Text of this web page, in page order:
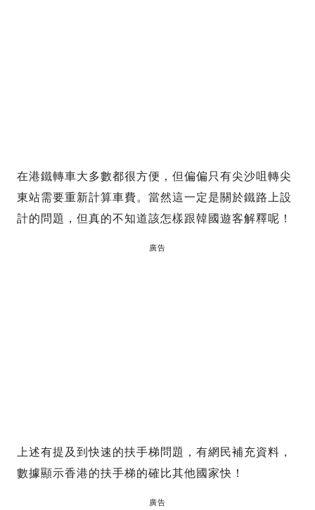
在港鐵轉車大多數都很方便，但偏偏只有尖沙咀轉尖
東站需要重新計算車費。當然這一定是關於鐵路上設
計的問題，但真的不知道該怎樣跟韓國遊客解釋呢！
廣告
上述有提及到快速的扶手梯問題，有網民補充資料，
數據顯示香港的扶手梯的確比其他國家快！
廣告